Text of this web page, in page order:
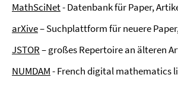
MathSciNet- Datenbank für Paper,
arXive– Suchplattform für neuere
JSTOR– großes Repertoire an älteren
NUMDAM- French digital mathematics